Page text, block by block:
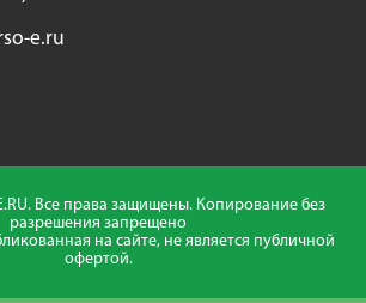
e.ru
Все права защищены. Копирование без
разрешения запрещено
на сайте, не является публичной
офертой.